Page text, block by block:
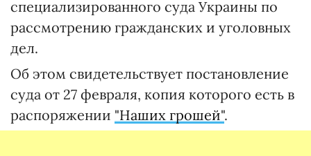
специализированного суда Украины по
рассмотрению гражданских и уголовных
дел.
Об этом свидетельствует постановление
суда от 27 февраля, копия которого есть в
распоряжении "Наших грошей".